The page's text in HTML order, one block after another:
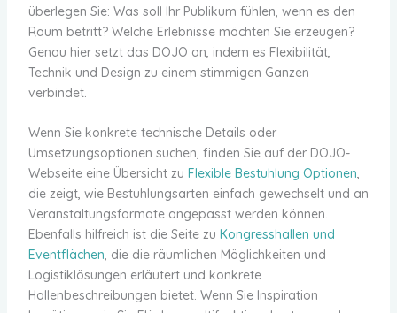
überlegen Sie: Was soll Ihr Publikum fühlen, wenn es den
Raum betritt? Welche Erlebnisse möchten Sie erzeugen?
Genau hier setzt das DOJO an, indem es Flexibilität,
Technik und Design zu einem stimmigen Ganzen
verbindet.
Wenn Sie konkrete technische Details oder
Umsetzungsoptionen suchen, finden Sie auf der DOJO-
Webseite eine Übersicht zu Flexible Bestuhlung Optionen,
die zeigt, wie Bestuhlungsarten einfach gewechselt und an
Veranstaltungsformate angepasst werden können.
Ebenfalls hilfreich ist die Seite zu Kongresshallen und
Eventflächen, die die räumlichen Möglichkeiten und
Logistiklösungen erläutert und konkrete
Hallenbeschreibungen bietet. Wenn Sie Inspiration